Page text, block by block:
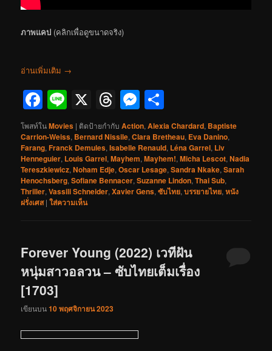
ภาพแคป (คลิกเพื่อดูขนาดจริง)
อ่านเพิ่มเติม →
Facebook
Line
X Threads
Messenger
โพสท์ในMovies | ติดป้ายกำกับ Action,Alexia Chardard, Baptiste
Carrion-Weiss, Bernard Nissile,Clara Bretheau, Eva Danino,
Farang,Franck Demules,Isabelle Renauld, Léna Garrel, Liv
Henneguier, Louis Garrel,Mayhem,Mayhem!,Micha Lescot,Nadia
Tereszkiewicz,Noham Edje,Oscar Lesage,Sandra Nkake,Sarah
Henochsberg,Sofiane Bennacer,Suzanne Lindon,Thai Sub,
Thriller,Vassili Schneider,Xavier Gens,ซับไทย,บรรยายไทย,หนัง
ฝรั่งเศส |ใส่ความเห็น
Forever Young (2022) เวทีฝัน
หนุ่มสาวอลวน – ซับไทยเต็มเรื่อง
[1703]
เขียนบน10 พฤศจิกายน 2023